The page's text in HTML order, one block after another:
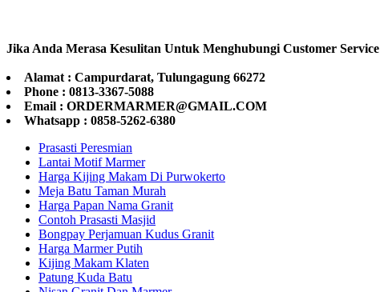
Jika Anda Merasa Kesulitan Untuk Menghubungi Customer
Alamat : Campurdarat, Tulungagung 66272
Phone : 0813-3367-5088
Email : ORDERMARMER@GMAIL.COM
Whatsapp : 0858-5262-6380
Prasasti Peresmian
Lantai Motif Marmer
Harga Kijing Makam Di Purwokerto
Meja Batu Taman Murah
Harga Papan Nama Granit
Contoh Prasasti Masjid
Bongpay Perjamuan Kudus Granit
Harga Marmer Putih
Kijing Makam Klaten
Patung Kuda Batu